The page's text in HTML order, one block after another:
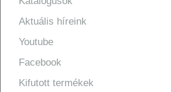
Aktuális híreink
Youtube
Facebook
Kifutott termékek